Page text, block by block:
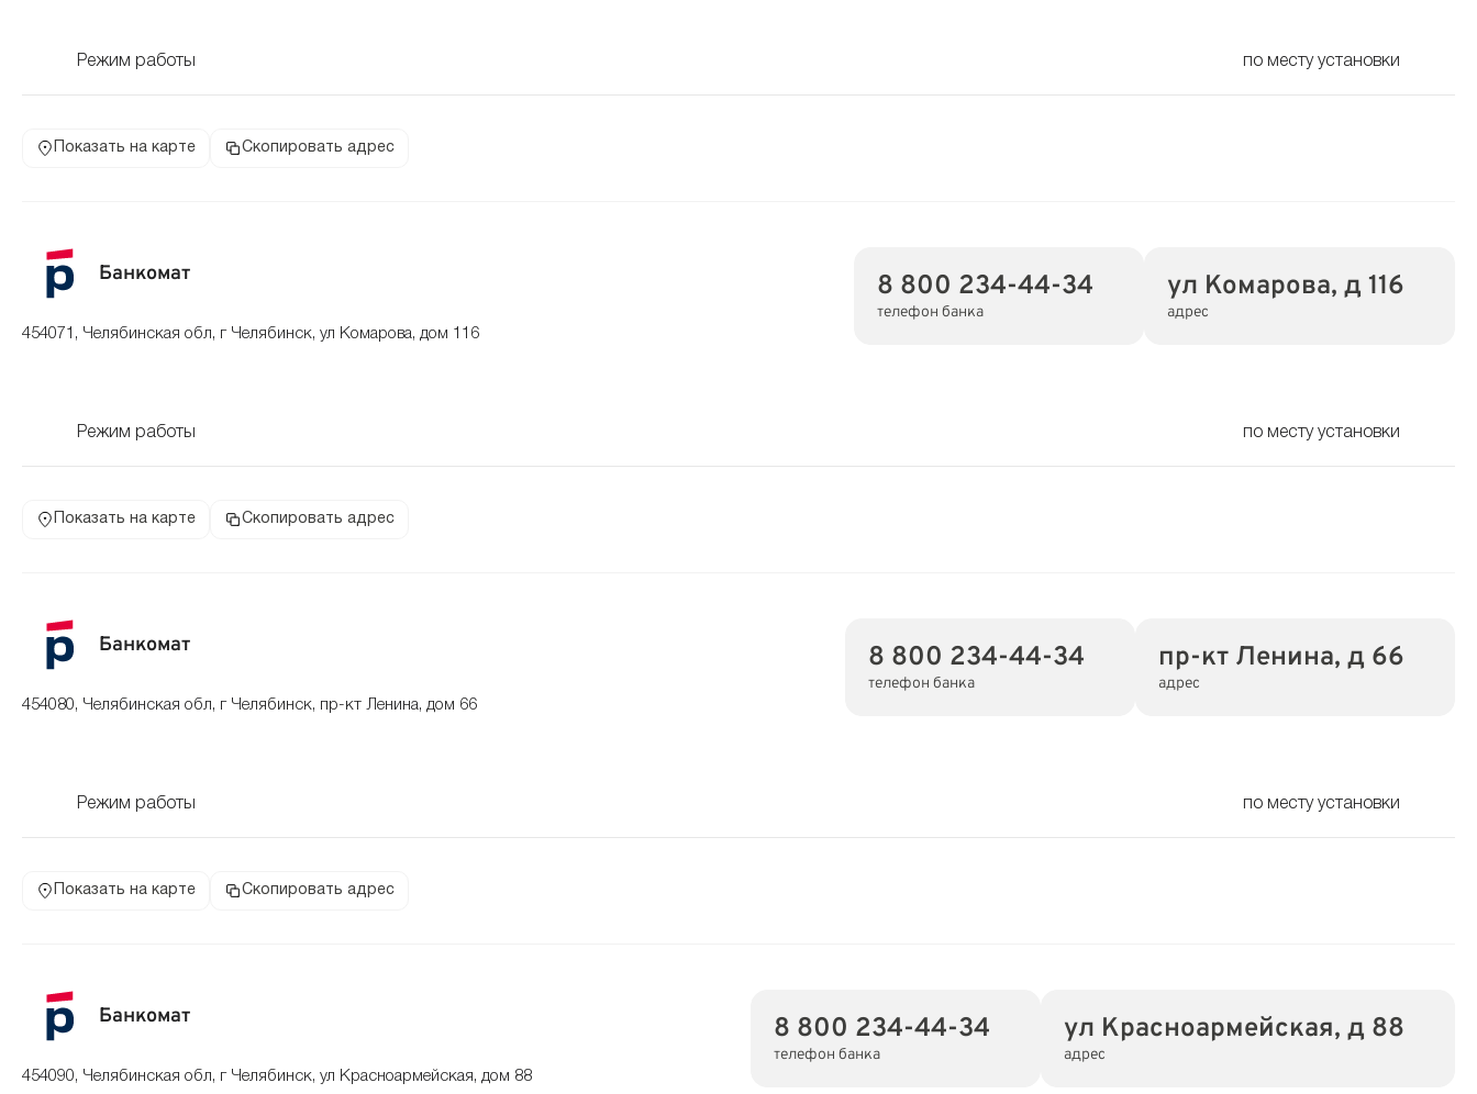
Режим работы по месту установки
Показать на карте Скопировать адрес
Банкомат
454071, Челябинская обл, г Челябинск, ул Комарова, дом 116
8 800 234-44-34
телефон банка
ул Комарова, д 116
адрес
Режим работы по месту установки
Показать на карте Скопировать адрес
Банкомат
454080, Челябинская обл, г Челябинск, пр-кт Ленина, дом 66
8 800 234-44-34
телефон банка
пр-кт Ленина, д 66
адрес
Режим работы по месту установки
Показать на карте Скопировать адрес
Банкомат
454090, Челябинская обл, г Челябинск, ул Красноармейская, дом 88
8 800 234-44-34
телефон банка
ул Красноармейская, д 88
адрес